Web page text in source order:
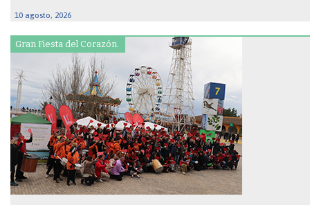
10 agosto, 2026
Gran Fiesta del Corazón.